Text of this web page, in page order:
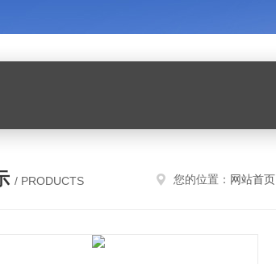
/ PRODUCTS 您的位置： 网站首页